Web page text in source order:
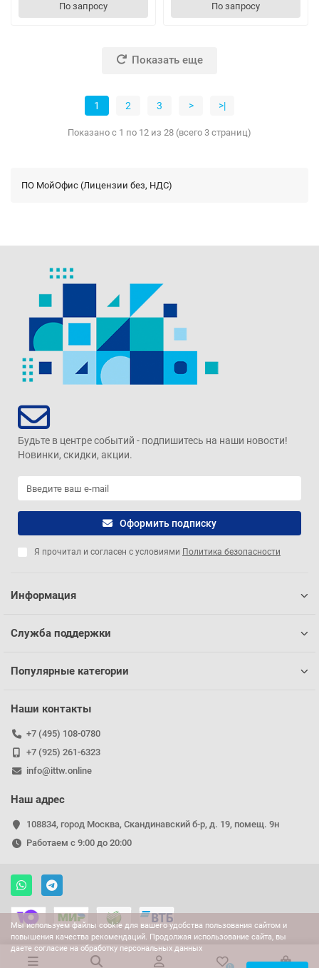
По запросу По запросу
Показать еще
1 2 3 > >|
Показано с 1 по 12 из 28 (всего 3 страниц)
ПО МойОфис (Лицензии без, НДС)
Мы используем файлы cookie для вашего удобства пользования сайтом и
повышения качества рекомендаций. Продолжая использование сайта, вы
даете согласие на обработку персональных данных
Будьте в центре событий - подпишитесь на наши новости!
Новинки, скидки, акции.
Оформить подписку
Я прочитал и согласен с условиями Политика безопасности
Информация
Служба поддержки
Популярные категории
Наши контакты
+7 (495) 108-0780
+7 (925) 261-6323
info@ittw.online
Наш адрес
108834, город Москва, Скандинавский б-р, д. 19, помещ. 9н
Работаем с 9:00 до 20:00